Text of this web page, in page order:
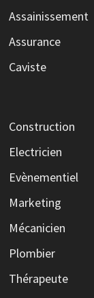
Assainissement
Assurance
Caviste
Construction
Electricien
Evènementiel
Marketing
Mécanicien
Plombier
Thérapeute